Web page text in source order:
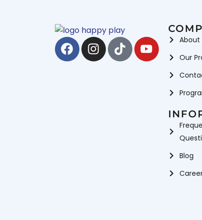
Wahana Perosotan
Facebook
Instagram
TiktokYoutube
About
Our
Blog